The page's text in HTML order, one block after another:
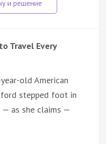
Travel Every
old American
stepped foot in
— as she claims —